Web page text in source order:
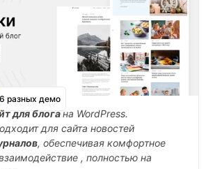
6 разных демо
для блогана WordPress.
для сайта новостей
, обеспечивая комфортное
, полностью на